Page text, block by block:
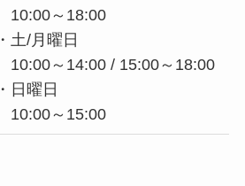
10:00～18:00
・土/月曜日
10:00～14:00 / 15:00～18:00
・日曜日
10:00～15:00